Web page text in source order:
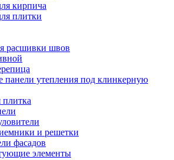
кирпича
плитки
расшивки швов
панели утепления под клинкерную
плитка
и решетки
фасадов
элементы